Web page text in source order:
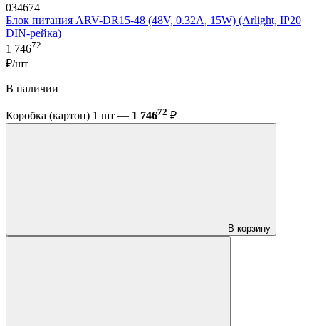
034674
Блок питания ARV-DR15-48 (48V, 0.32A, 15W) (Arlight, IP20
DIN-рейка)
1 74672
₽/шт
В наличии
Коробка (картон) 1 шт — 1 74672 ₽
В корзину